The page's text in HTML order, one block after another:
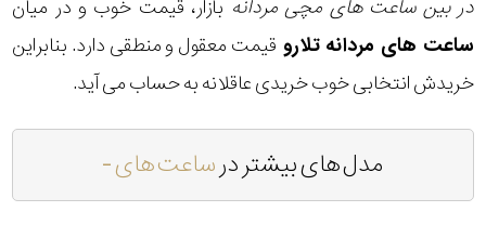
در بین ساعت های مچی مردانه بازار، قیمت خوب و در میان
ساعت های مردانه تلارو قیمت معقول و منطقی دارد. بنابراین
خریدش انتخابی خوب خریدی عاقلانه به حساب می آید.
مدل های بیشتر درساعت های -